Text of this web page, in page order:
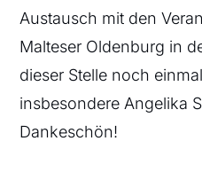
Austausch mit den
Malteser Oldenburg in
dieser Stelle noch
insbesondere Angelika
Dankeschön!